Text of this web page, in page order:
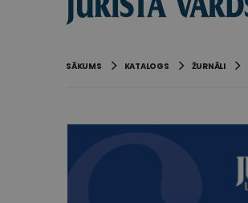
SĀKUMS KATALOGS ŽURNĀLI